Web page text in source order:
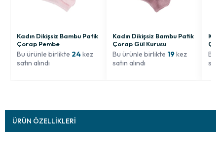
Kadın Dikişsiz Bambu Patik
Çorap Pembe
Bu ürünle birlikte 24kez
satın alındı
Kadın Dikişsiz Bambu Patik
Çorap Gül Kurusu
Bu ürünle birlikte 19kez
satın alındı
Bu
ÜRÜN ÖZELLIKLERI